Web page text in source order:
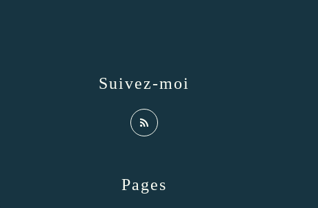
Pages
Suivez-moi